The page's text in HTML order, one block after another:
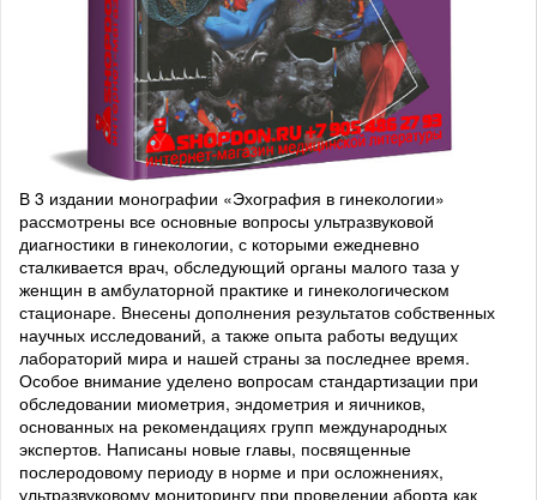
В 3 издании монографии «Эхография в гинекологии»
рассмотрены все основные вопросы ультразвуковой
диагностики в гинекологии, с которыми ежедневно
сталкивается врач, обследующий органы малого таза у
женщин в амбулаторной практике и гинекологическом
стационаре. Внесены дополнения результатов собственных
научных исследований, а также опыта работы ведущих
лабораторий мира и нашей страны за последнее время.
Особое внимание уделено вопросам стандартизации при
обследовании миометрия, эндометрия и яичников,
основанных на рекомендациях групп международных
экспертов. Написаны новые главы, посвященные
послеродовому периоду в норме и при осложнениях,
ультразвуковому мониторингу при проведении аборта как